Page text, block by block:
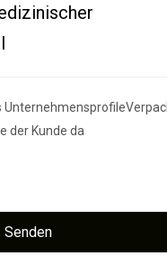
der Kunde da
Senden